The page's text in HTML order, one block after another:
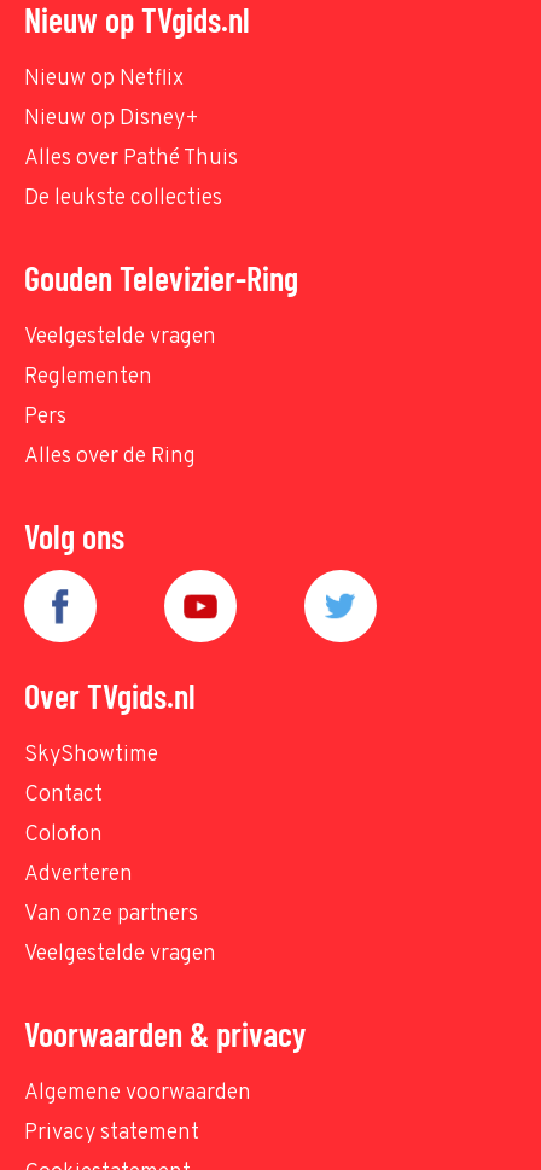
Nieuw op TVgids.nl
Nieuw op Netflix
Nieuw op Disney+
Alles over Pathé Thuis
De leukste collecties
Gouden Televizier-Ring
Veelgestelde vragen
Reglementen
Pers
Alles over de Ring
Volg ons
Over TVgids.nl
SkyShowtime
Contact
Colofon
Adverteren
Van onze partners
Veelgestelde vragen
Voorwaarden & privacy
Algemene voorwaarden
Privacy statement